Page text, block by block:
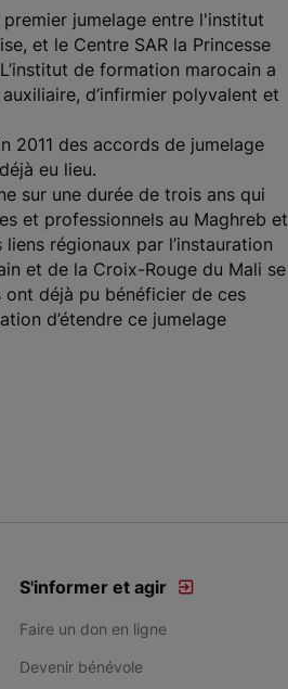
jumelage entre l'institut
et le Centre SAR la Princesse
de formation marocain a
d’infirmier polyvalent et
2011 des accords de jumelage
eu lieu.
sur une durée de trois ans qui
et professionnels au Maghreb et
régionaux par l’instauration
et de la Croix-Rouge du Mali se
ont déjà pu bénéficier de ces
d’étendre ce jumelage
S'informer et agir
Faire un don en ligne
Devenir bénévole